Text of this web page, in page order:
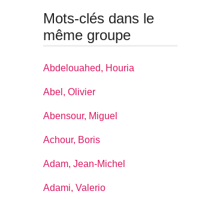
Mots-clés dans le
même groupe
Abdelouahed, Houria
Abel, Olivier
Abensour, Miguel
Achour, Boris
Adam, Jean-Michel
Adami, Valerio